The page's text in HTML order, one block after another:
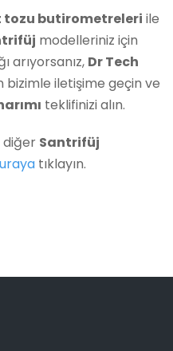
tozu butirometreleri ile
modelleriniz için
arıyorsanız, Dr Tech
bizimle iletişime geçin ve
teklifinizi alın.
diğer Santrifüj
tıklayın.